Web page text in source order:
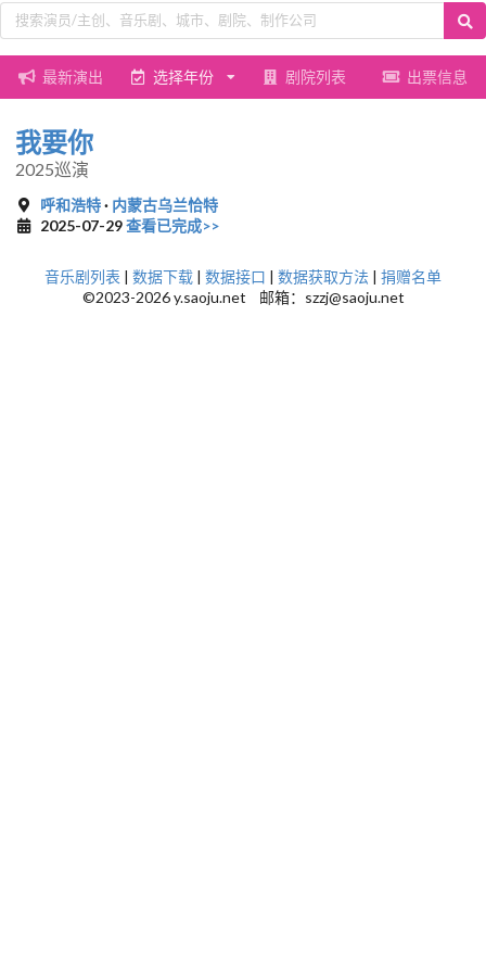
最新演出 选择年份 剧院列表 出票信息
我要你
2025巡演
呼和浩特· 内蒙古乌兰恰特
2025-07-29查看已完成>>
音乐剧列表 | 数据下载 | 数据接口 | 数据获取方法 | 捐赠名单
©2023-2026 y.saoju.net 邮箱：szzj@saoju.net